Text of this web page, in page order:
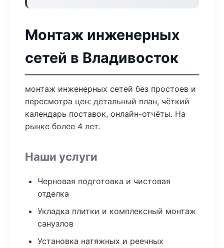
Монтаж инженерных
сетей в Владивосток
монтаж инженерных сетей без простоев и
пересмотра цен: детальный план, чёткий
календарь поставок, онлайн-отчёты. На
рынке более 4 лет.
Наши услуги
Черновая подготовка и чистовая
отделка
Укладка плитки и комплексный монтаж
санузлов
Установка натяжных и реечных